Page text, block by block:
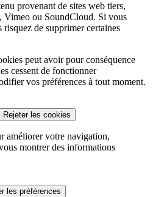
provenant de sites web tiers,
Vimeo ou SoundCloud. Si vous
de supprimer certaines
peut avoir pour conséquence
cessent de fonctionner
vos préférences à tout moment.
Rejeter les cookies
améliorer votre navigation,
montrer des informations
les préférences